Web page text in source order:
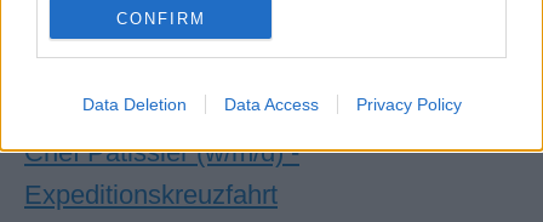
CONFIRM
Data Deletion Data Access Privacy Policy
Chef Patissier (w/m/d) -
Expeditionskreuzfahrt